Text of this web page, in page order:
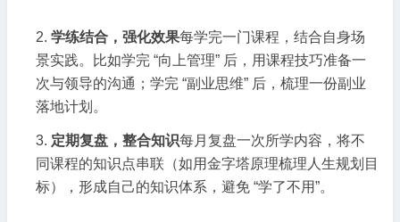
学练结合，强化效果每学完一门课程，结合自身场
景实践。比如学完 “向上管理” 后，用课程技巧准备一
次与领导的沟通；学完 “副业思维” 后，梳理一份副业
落地计划。
定期复盘，整合知识每月复盘一次所学内容，将不
同课程的知识点串联（如用金字塔原理梳理人生规划目
标），形成自己的知识体系，避免 “学了不用”。